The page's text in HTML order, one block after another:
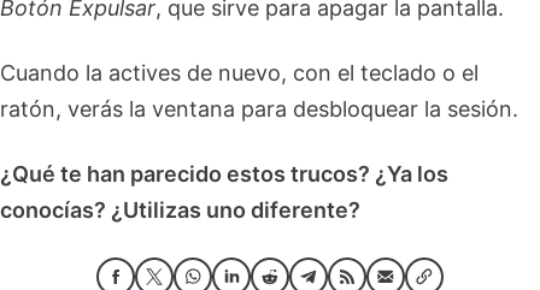
Botón Expulsar, que sirve para apagar la pantalla.
Cuando la actives de nuevo, con el teclado o el
ratón, verás la ventana para desbloquear la sesión.
¿Qué te han parecido estos trucos? ¿Ya los
conocías? ¿Utilizas uno diferente?